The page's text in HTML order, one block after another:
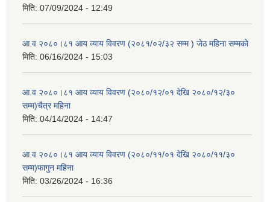
मिति: 07/09/2024 - 12:49
आ.व २०८०।८१ आय व्याय विवरण (२०८१/०२/३२ सम्म ) जेठ महिना सम्मको
मिति: 06/16/2024 - 15:03
आ.व २०८०।८१ आय व्याय विवरण (२०८०/१२/०१ देखि २०८०/१२/३०
सम्म)चैत्र महिना
मिति: 04/14/2024 - 14:47
आ.व २०८०।८१ आय व्याय विवरण (२०८०/११/०१ देखि २०८०/११/३०
सम्म)फागुन महिना
मिति: 03/26/2024 - 16:36